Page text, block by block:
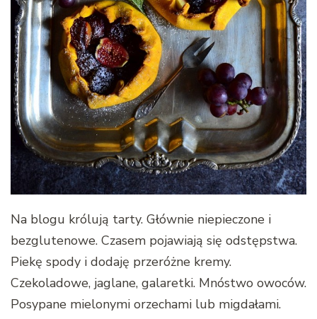
Na blogu królują tarty. Głównie niepieczone i
bezglutenowe. Czasem pojawiają się odstępstwa.
Piekę spody i dodaję przeróżne kremy.
Czekoladowe, jaglane, galaretki. Mnóstwo owoców.
Posypane mielonymi orzechami lub migdałami.